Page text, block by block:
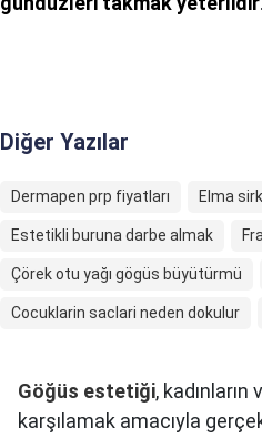
Diğer Yazılar
Dermapen prp fiyatları Elma
Estetikli buruna darbe almak
Çörek otu yağı gögüs büyütürmü
Cocuklarin saclari neden dokulur
Göğüs estetiği,
karşılamak amacıyla